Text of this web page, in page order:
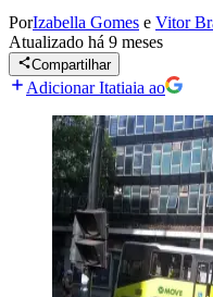
PorIzabella Gomes e Vitor
Atualizado há 9 meses
Compartilhar
Adicionar Itatiaia ao